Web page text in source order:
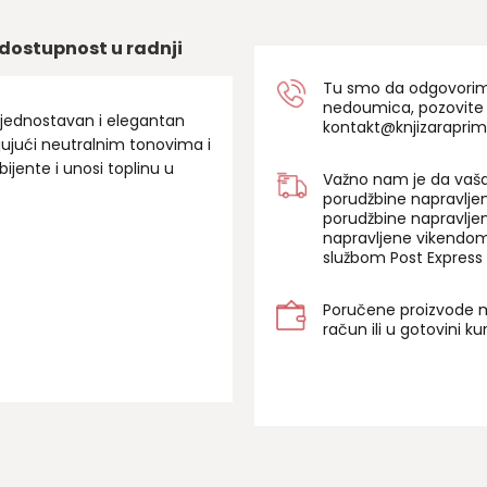
u radnji
i elegantan
neutralnim tonovima i
i unosi toplinu u
Tu smo da
nedoumica, pozovite
Važno nam je da
porudžbine
porudžbine
napravljene
službom Post
Poručene proizvode
račun ili u gotovini